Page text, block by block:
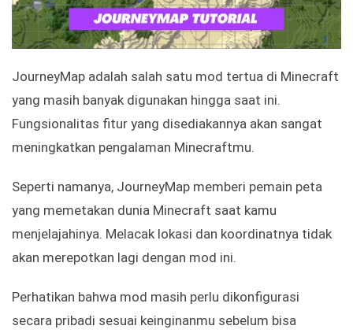
JourneyMap adalah salah satu mod tertua di Minecraft
yang masih banyak digunakan hingga saat ini.
Fungsionalitas fitur yang disediakannya akan sangat
meningkatkan pengalaman Minecraftmu.
Seperti namanya, JourneyMap memberi pemain peta
yang memetakan dunia Minecraft saat kamu
menjelajahinya. Melacak lokasi dan koordinatnya tidak
akan merepotkan lagi dengan mod ini.
Perhatikan bahwa mod masih perlu dikonfigurasi
secara pribadi sesuai keinginanmu sebelum bisa